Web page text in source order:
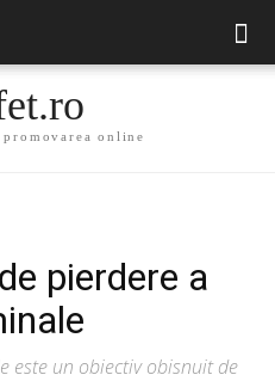
online
pierdere a
este un obiectiv obisnuit de